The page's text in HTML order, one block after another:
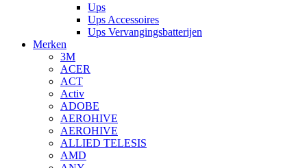
Ups
Ups Accessoires
Ups Vervangingsbatterijen
Merken
3M
ACER
ACT
Activ
ADOBE
AEROHIVE
AEROHIVE
ALLIED TELESIS
AMD